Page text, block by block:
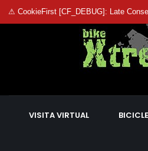
⚠ CookieFirst [CF_DEBUG]: Late
VISITA VIRTUAL